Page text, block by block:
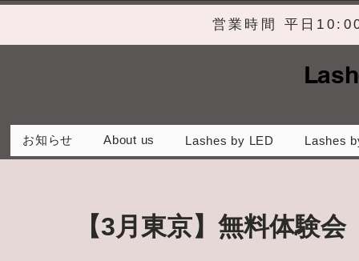
営業時間 平日
お知らせ About us Lashes by LED Lashes
【3月東京】無料体験